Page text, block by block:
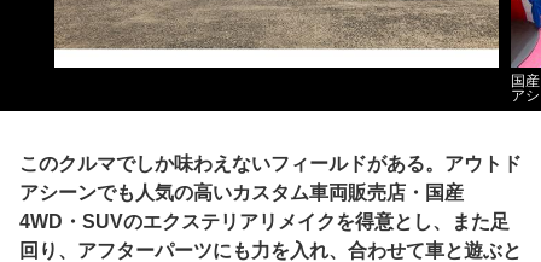
国
ア
このクルマでしか味わえないフィールドがある。アウトド
アシーンでも人気の高いカスタム車両販売店・国産
4WD・SUVのエクステリアリメイクを得意とし、また足
回り、アフターパーツにも力を入れ、合わせて車と遊ぶと